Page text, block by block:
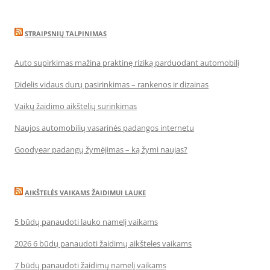
STRAIPSNIŲ TALPINIMAS
Auto supirkimas mažina praktinę riziką parduodant automobilį
Didelis vidaus durų pasirinkimas – rankenos ir dizainas
Vaikų žaidimo aikštelių surinkimas
Naujos automobilių vasarinės padangos internetu
Goodyear padangų žymėjimas – ką žymi naujas?
AIKŠTELĖS VAIKAMS ŽAIDIMUI LAUKE
5 būdų panaudoti lauko namelį vaikams
2026 6 būdų panaudoti žaidimų aikšteles vaikams
7 būdų panaudoti žaidimų namelį vaikams